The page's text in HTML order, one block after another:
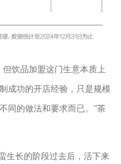
饮品加盟这门生意本质上
成功的开店经验，只是规模
同的做法和要求而已。”茶
生长的阶段过去后，活下来